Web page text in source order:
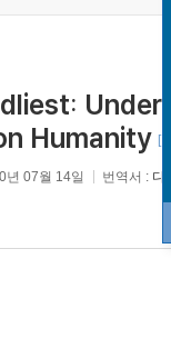
Humanity [
년 07월 14일 번역서 : 다